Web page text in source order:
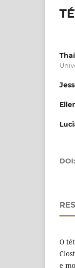
DOI:
O
e